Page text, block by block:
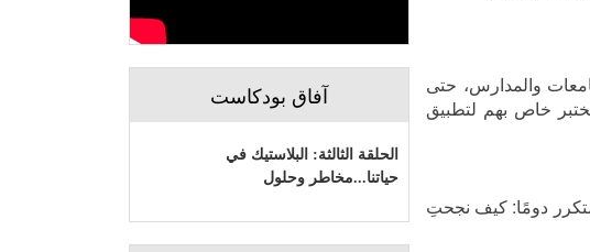
والمدارس، حتى
خاص بهم لتطبيق
دومًا: كيف نجحتِ
آفاق بودكاست
الحلقة الثالثة: البلاستيك في
حياتنا...مخاطر وحلول